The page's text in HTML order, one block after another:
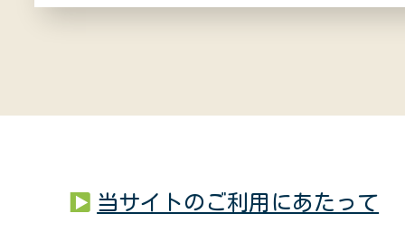
当サイトのご利用にあたって